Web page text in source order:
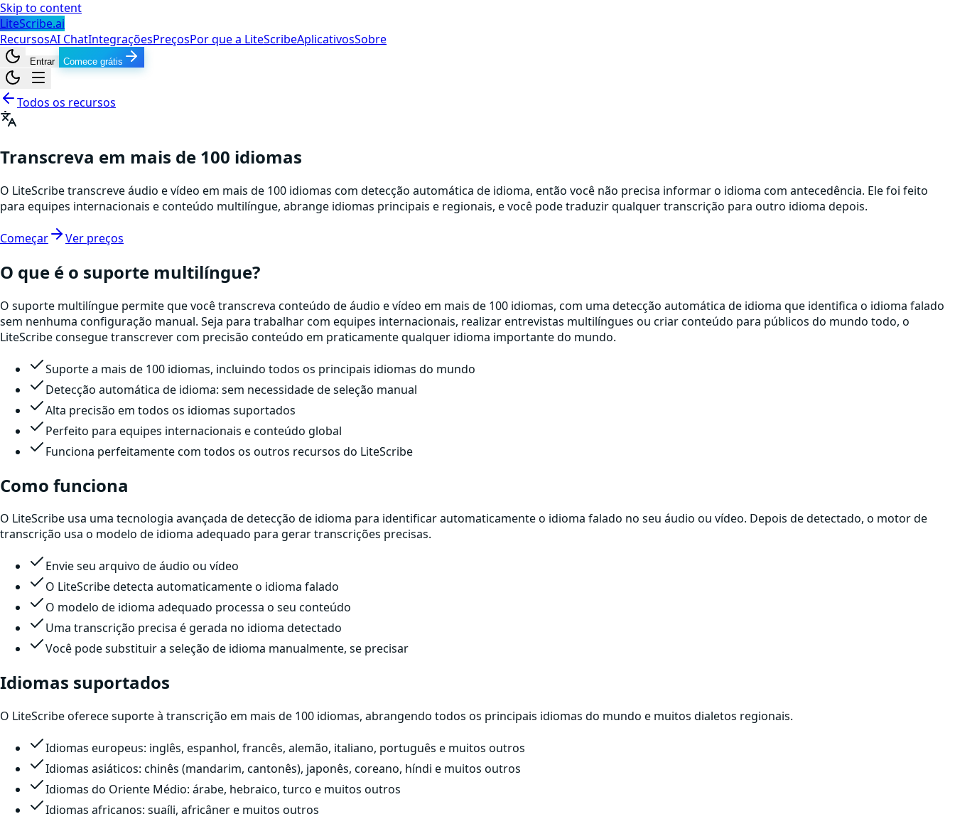
Skip to content
LiteScribe.ai
RecursosAI ChatIntegraçõesPreçosPor que a LiteScribeAplicativosSobre
Entrar Comece grátis
Todos os recursos
Transcreva em mais de 100 idiomas
O LiteScribe transcreve áudio e vídeo em mais de 100 idiomas com detecção automática de idioma, então você não precisa informar o idioma com antecedência. Ele foi feito
para equipes internacionais e conteúdo multilíngue, abrange idiomas principais e regionais, e você pode traduzir qualquer transcrição para outro idioma depois.
Começar Ver preços
O que é o suporte multilíngue?
O suporte multilíngue permite que você transcreva conteúdo de áudio e vídeo em mais de 100 idiomas, com uma detecção automática de idioma que identifica o idioma falado
sem nenhuma configuração manual. Seja para trabalhar com equipes internacionais, realizar entrevistas multilíngues ou criar conteúdo para públicos do mundo todo, o
LiteScribe consegue transcrever com precisão conteúdo em praticamente qualquer idioma importante do mundo.
Suporte a mais de 100 idiomas, incluindo todos os principais idiomas do mundo
Detecção automática de idioma: sem necessidade de seleção manual
Alta precisão em todos os idiomas suportados
Perfeito para equipes internacionais e conteúdo global
Funciona perfeitamente com todos os outros recursos do LiteScribe
Como funciona
O LiteScribe usa uma tecnologia avançada de detecção de idioma para identificar automaticamente o idioma falado no seu áudio ou vídeo. Depois de detectado, o motor de
transcrição usa o modelo de idioma adequado para gerar transcrições precisas.
Envie seu arquivo de áudio ou vídeo
O LiteScribe detecta automaticamente o idioma falado
O modelo de idioma adequado processa o seu conteúdo
Uma transcrição precisa é gerada no idioma detectado
Você pode substituir a seleção de idioma manualmente, se precisar
Idiomas suportados
O LiteScribe oferece suporte à transcrição em mais de 100 idiomas, abrangendo todos os principais idiomas do mundo e muitos dialetos regionais.
Idiomas europeus: inglês, espanhol, francês, alemão, italiano, português e muitos outros
Idiomas asiáticos: chinês (mandarim, cantonês), japonês, coreano, híndi e muitos outros
Idiomas do Oriente Médio: árabe, hebraico, turco e muitos outros
Idiomas africanos: suaíli, africâner e muitos outros